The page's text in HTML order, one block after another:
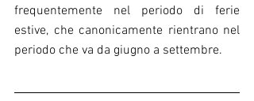
frequentemente nel periodo di ferie
estive, che canonicamente rientrano nel
periodo che va da giugno a settembre.